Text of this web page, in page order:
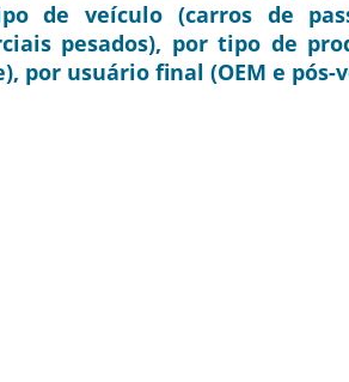
de veículo (carros de
pesados), por tipo de
por usuário final (OEM e pós-